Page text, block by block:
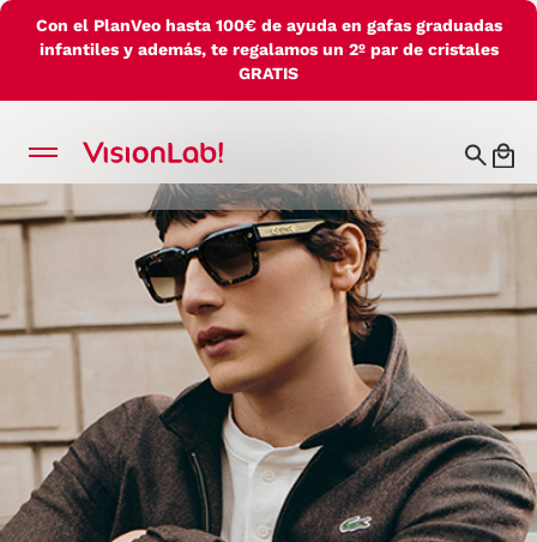
Con el PlanVeo hasta 100€ de ayuda en gafas graduadas
infantiles y además, te regalamos un 2º par de cristales
GRATIS